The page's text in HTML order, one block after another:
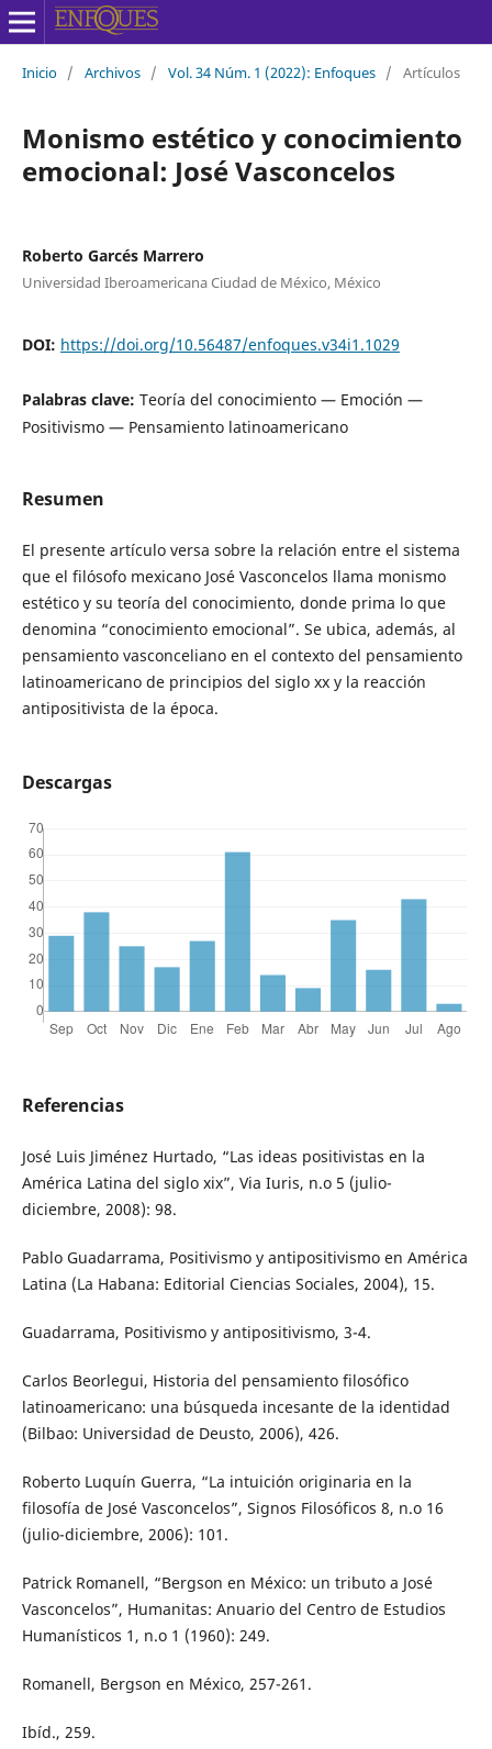
Inicio / Archivos / Vol. 34 Núm. 1 (2022): Enfoques / Artículos
Monismo estético y conocimiento
emocional: José Vasconcelos
Roberto Garcés Marrero
Universidad Iberoamericana Ciudad de México, México
DOI: https://doi.org/10.56487/enfoques.v34i1.1029
Palabras clave: Teoría del conocimiento — Emoción —
Positivismo — Pensamiento latinoamericano
Resumen
El presente artículo versa sobre la relación entre el sistema
que el filósofo mexicano José Vasconcelos llama monismo
estético y su teoría del conocimiento, donde prima lo que
denomina “conocimiento emocional”. Se ubica, además, al
pensamiento vasconceliano en el contexto del pensamiento
latinoamericano de principios del siglo xx y la reacción
antipositivista de la época.
Descargas
Referencias
José Luis Jiménez Hurtado, “Las ideas positivistas en la
América Latina del siglo xix”, Via Iuris, n.o 5 (julio-
diciembre, 2008): 98.
Pablo Guadarrama, Positivismo y antipositivismo en América
Latina (La Habana: Editorial Ciencias Sociales, 2004), 15.
Guadarrama, Positivismo y antipositivismo, 3-4.
Carlos Beorlegui, Historia del pensamiento filosófico
latinoamericano: una búsqueda incesante de la identidad
(Bilbao: Universidad de Deusto, 2006), 426.
Roberto Luquín Guerra, “La intuición originaria en la
filosofía de José Vasconcelos”, Signos Filosóficos 8, n.o 16
(julio-diciembre, 2006): 101.
Patrick Romanell, “Bergson en México: un tributo a José
Vasconcelos”, Humanitas: Anuario del Centro de Estudios
Humanísticos 1, n.o 1 (1960): 249.
Romanell, Bergson en México, 257-261.
Ibíd., 259.